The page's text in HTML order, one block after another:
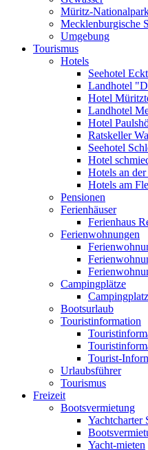
Müritz-
Mecklenburgische
Umgebung
Tourismus
Hotels
Seehotel
Landhotel
Hotel
Landhotel
Hotel
Ratskeller
Seehotel
Hotel
Hotels an
Hotels am
Pensionen
Ferienhäuser
Ferienhaus
Ferienwohnungen
Campingplätze
Bootsurlaub
Touristinformation
Tourist-
Urlaubsführer
Tourismus
Freizeit
Bootsvermietung
Yachtcharter
Yacht-mieten